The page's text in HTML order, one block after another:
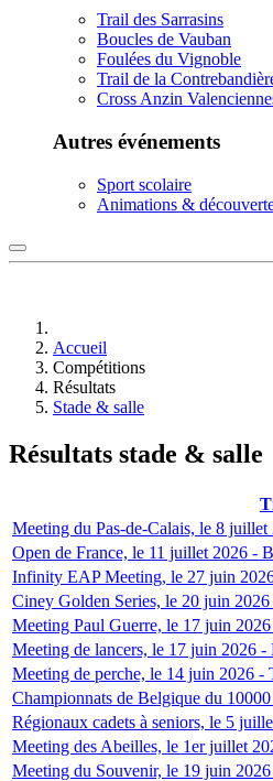
Trail des Sarrasins
Boucles de Vauban
Foulées du Vignoble
Trail de la
Cross Anzin
Autres événements
Sport scolaire
Animations &
Accueil
Compétitions
Résultats
Stade & salle
Résultats stade & salle
Meeting du Pas-de-Calais, le 8 juillet
Open de France, le 11 juillet 2026 -
Infinity EAP Meeting, le 27 juin
Ciney Golden Series, le 20 juin
Meeting Paul Guerre, le 17 juin
Meeting de lancers, le 17 juin 2026
Meeting de perche, le 14 juin 2026 -
Championnats de Belgique du
Régionaux cadets à seniors, le 5
Meeting des Abeilles, le 1er juillet
Meeting du Souvenir, le 19 juin